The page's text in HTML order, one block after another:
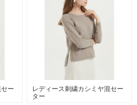
ー
レディース刺繍カシミヤ混セー
ター